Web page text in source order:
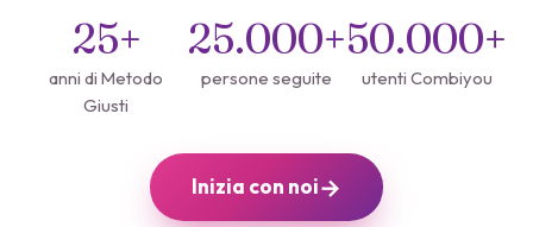
25+
anni di Metodo
Giusti
25.000+
persone seguite
50.000+
utenti Combiyou
Inizia con noi→